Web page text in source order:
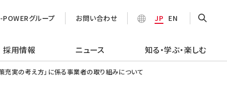
採用情報 ニュース 知る・学ぶ・楽しむ
POWERグループ お問い合わせ JP EN
充実の考え方」に係る事業者の取り組みについて